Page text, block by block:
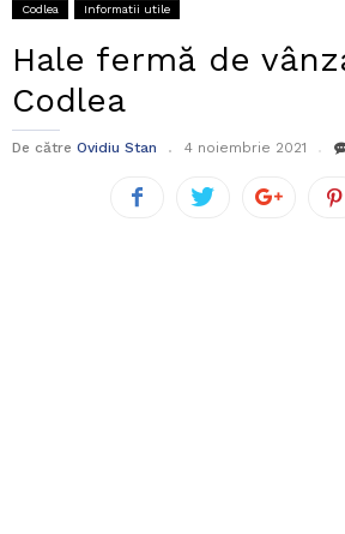
Codlea Informatii utile
Hale fermă de
Codlea
De către Ovidiu Stan 4 noiembrie 2021